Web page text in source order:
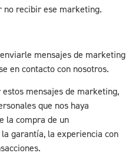
no recibir ese marketing.
mensajes de marketing
en contacto con nosotros.
mensajes de marketing,
que nos haya
la compra de un
garantía, la experiencia con